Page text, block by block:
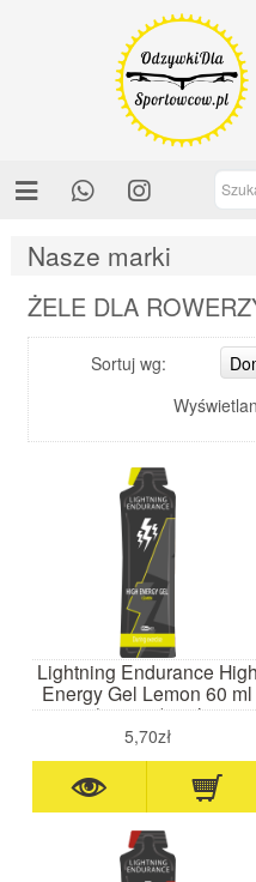
Nasze marki
ŻELE DLA
Sortuj wg:
Lightning Endurance High
Energy Gel Lemon 60 ml
(cytryna)- żel
wysokoenergetyczny
5,70zł